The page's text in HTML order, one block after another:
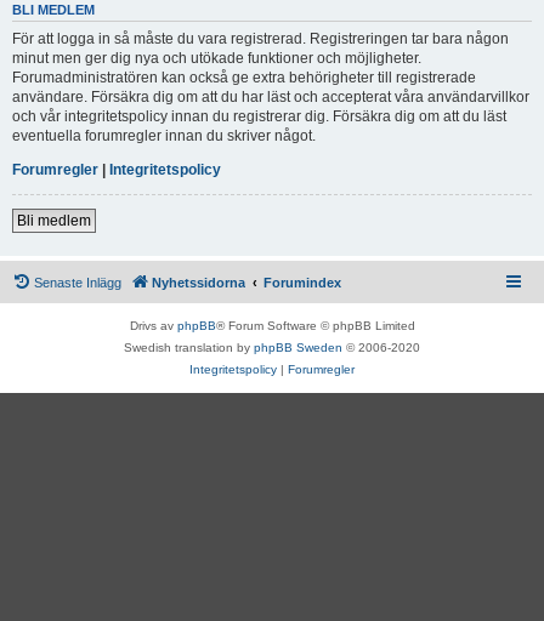
BLI MEDLEM
För att logga in så måste du vara registrerad. Registreringen tar bara någon
minut men ger dig nya och utökade funktioner och möjligheter.
Forumadministratören kan också ge extra behörigheter till registrerade
användare. Försäkra dig om att du har läst och accepterat våra användarvillkor
och vår integritetspolicy innan du registrerar dig. Försäkra dig om att du läst
eventuella forumregler innan du skriver något.
Forumregler | Integritetspolicy
Bli medlem
Senaste Inlägg Nyhetssidorna Forumindex
Drivs av phpBB® Forum Software © phpBB Limited
Swedish translation by phpBB Sweden © 2006-2020
Integritetspolicy | Forumregler